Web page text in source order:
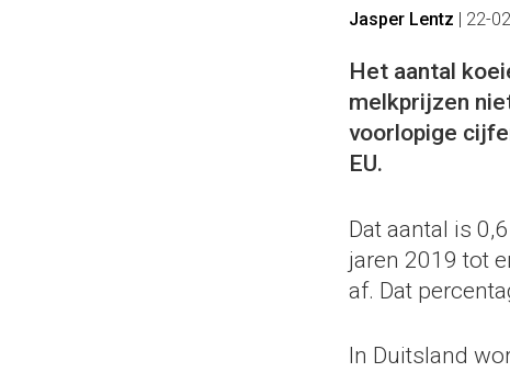
Jasper Lentz | 22-
Het aantal
melkprijzen
voorlopige
EU.
Dat aantal is
jaren 2019 tot
af. Dat
In Duitsland